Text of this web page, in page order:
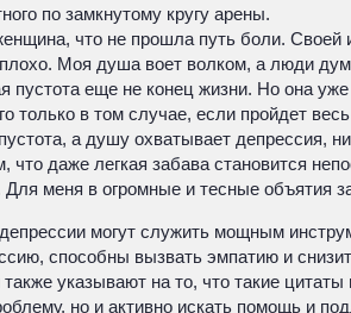
по замкнутому кругу арены.
что не прошла путь боли. Своей
плохо. Моя душа воет волком, а люди
пустота еще не конец жизни. Но она
только в том случае, если пройдет
а душу охватывает депрессия,
что даже легкая забава становится
Для меня в огромные и тесные
могут служить мощным
способны вызвать эмпатию и
указывают на то, что такие
но и активно искать помощь и